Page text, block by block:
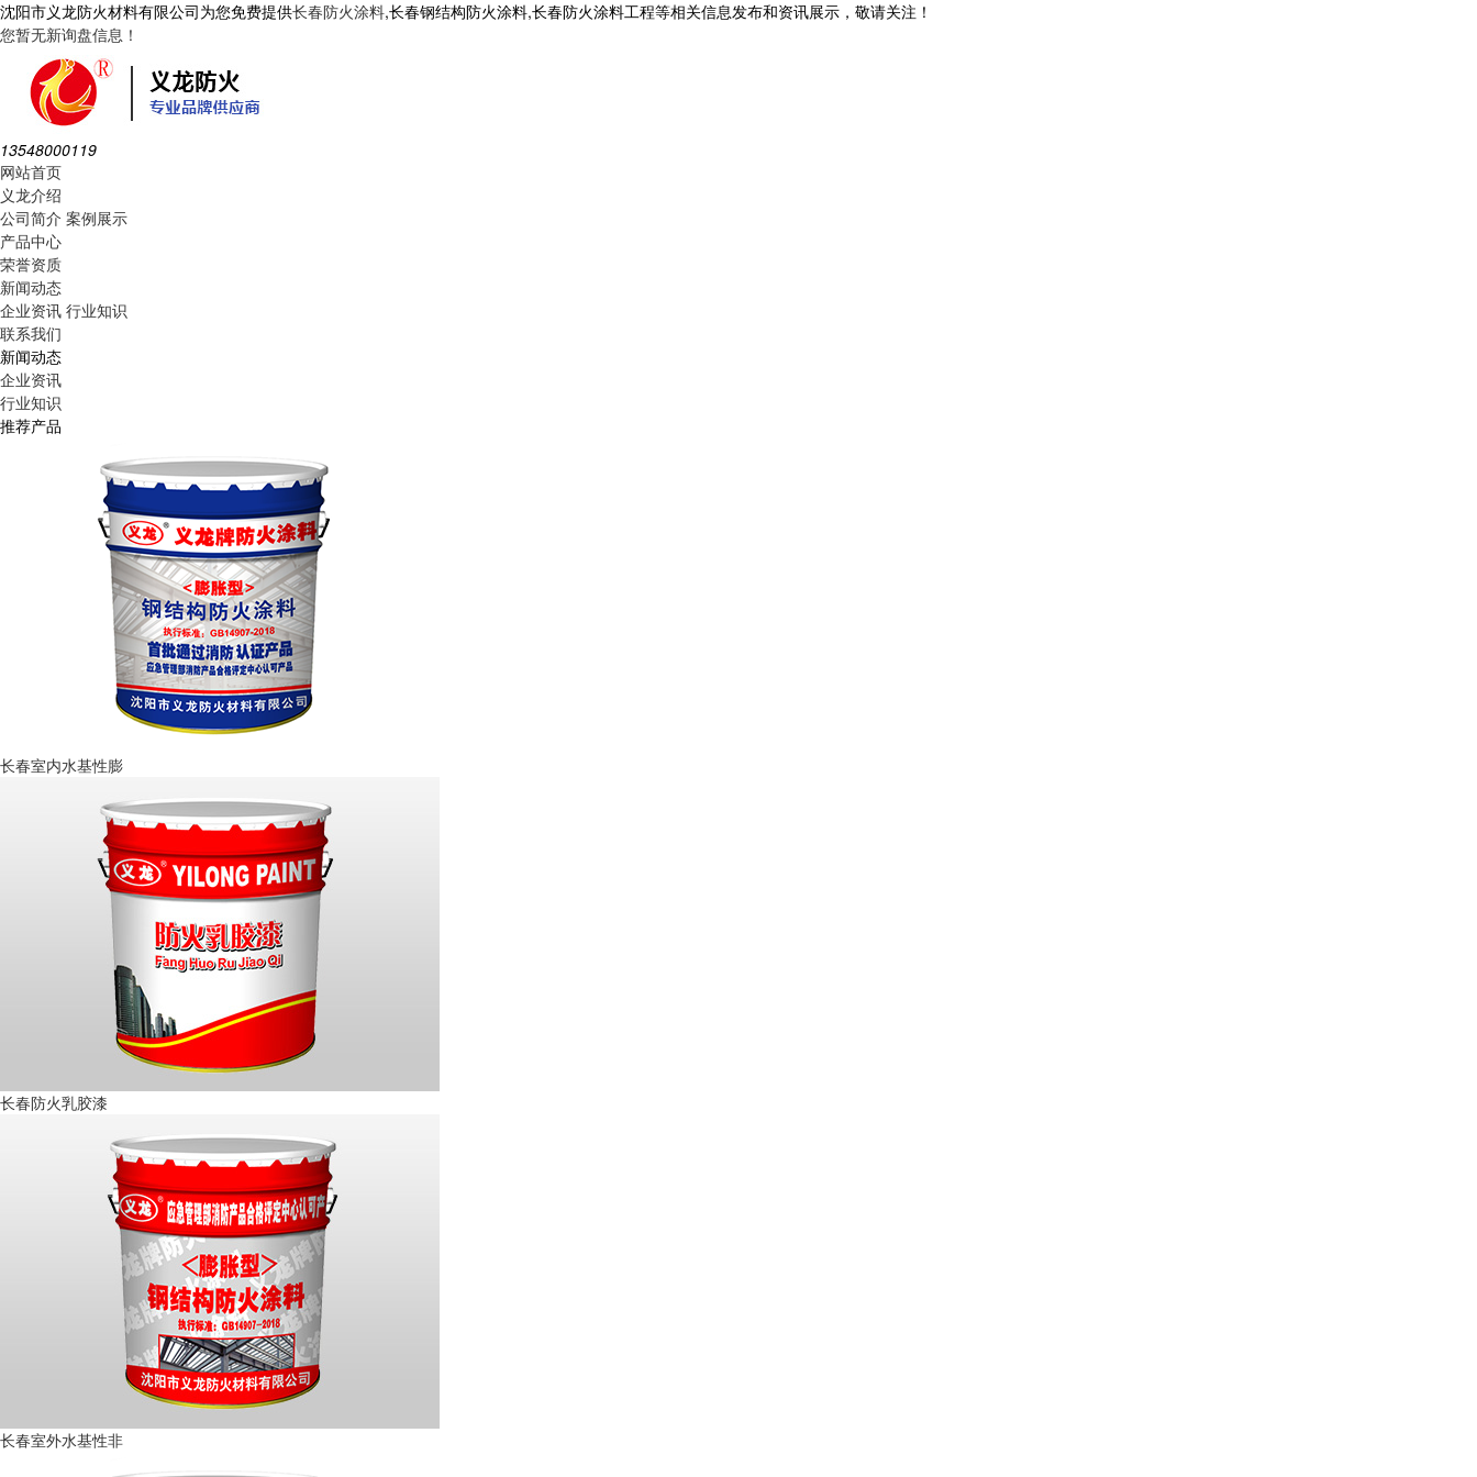
沈阳市义龙防火材料有限公司为您免费提供长春防火涂料,长春钢结构防火涂料,长春防火涂料工程等相关信息发布和资讯展示，敬请关注！
您暂无新询盘信息！
13548000119
网站首页
义龙介绍
公司简介 案例展示
产品中心
荣誉资质
新闻动态
企业资讯 行业知识
联系我们
新闻动态
企业资讯
行业知识
推荐产品
长春室内水基性膨
长春防火乳胶漆
长春室外水基性非